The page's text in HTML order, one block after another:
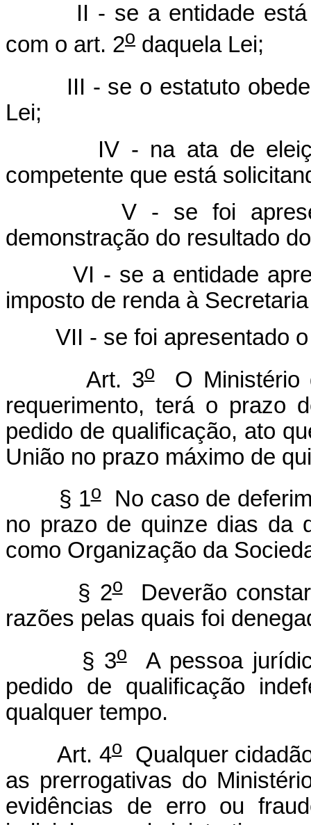
II - se a entidade está
com o art. 2o daquela Lei;
III - se o estatuto
Lei;
IV - na ata de eleição
competente que está
V - se foi
demonstração do resultado
VI - se a entidade
imposto de renda à
VII - se foi apresentado o
Art. 3oO Ministério
requerimento, terá o prazo
pedido de qualificação, ato
União no prazo máximo de
§ 1oNo caso de
no prazo de quinze dias da
como Organização da
§ 2oDeverão constar
razões pelas quais foi
§ 3oA pessoa
pedido de qualificação
qualquer tempo.
Art. 4oQualquer
as prerrogativas do
evidências de erro ou